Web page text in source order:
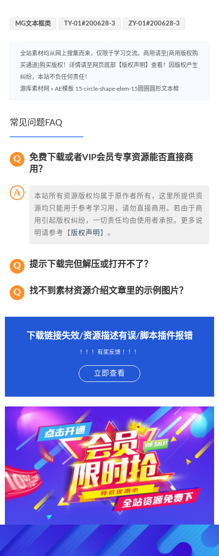
MG文本框类 TY-01#200628-3 ZY-01#200628-3
全站素材均从网上搜集而来，仅限于学习交流。商用请至[商用版权购
买通道]购买版权！详情请至网页底部【版权声明】查看！因版权产生
纠纷，本站不负任何责任！
源库素材网 » AE模板 15-circle-shape-elem-15圆圈圆形文本框
常见问题FAQ
免费下载或者VIP会员专享资源能否直接商
用？
本站所有资源版权均属于原作者所有，这里所提供资
源均只能用于参考学习用，请勿直接商用。若由于商
用引起版权纠纷，一切责任均由使用者承担。更多说
明请参考【 版权声明 】。
提示下载完但解压或打开不了？
找不到素材资源介绍文章里的示例图片？
下载链接失效/资源描述有误/脚本插件报错
！！！有奖反馈 ！！！
立即查看